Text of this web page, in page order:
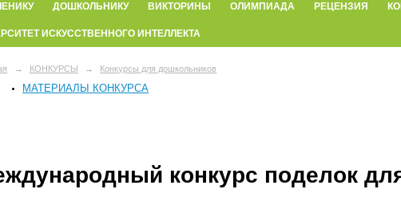
ДОШКОЛЬНИКУ ВИКТОРИНЫ ОЛИМПИАДА РЕЦЕНЗИЯ
ИСКУССТВЕННОГО ИНТЕЛЛЕКТА
→ КОНКУРСЫ → Конкурсы для дошкольников
МАТЕРИАЛЫ КОНКУРСА
конкурс поделок